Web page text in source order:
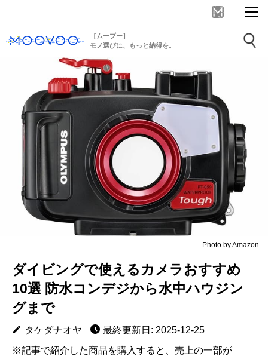
［ムーブー］
モノ選びに、もっと納得を。
Photo by Amazon
ダイビングで使えるカメラおすすめ
10選 防水コンデジから水中ハウジン
グまで
タケダナオヤ
最終更新日: 2025-12-25
※記事で紹介した商品を購入すると、売上の一部が